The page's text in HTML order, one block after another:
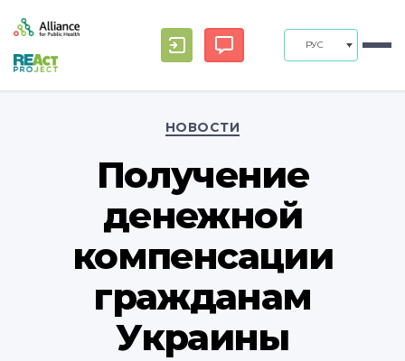
РУС
НОВОСТИ
Получение
денежной
компенсации
гражданам
Украины